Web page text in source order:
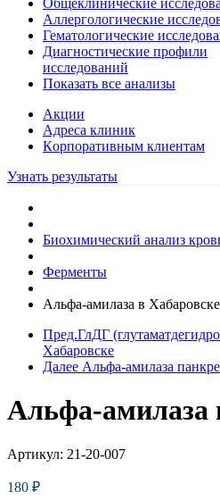
Общеклинические
Аллергологические
Гематологические
Диагностические профили
исследований
Показать все анализы
Акции
Адреса клиник
Кoрпоративным клиентам
Узнать результаты
Биохимический анализ
Ферменты
Альфа-амилаза в Хабаровске
Пред.ГлДГ
Хабаровске
Далее Альфа-амилаза
Альфа-амилаза
Артикул: 21-20-007
180 ₽